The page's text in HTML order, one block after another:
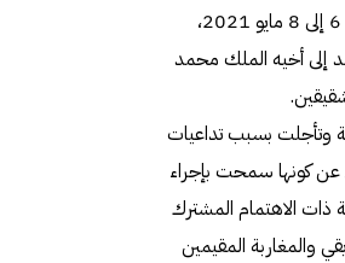
بالفعل أجرى الشيخ د. أحمد الناصر زيارة رسمية للمملكة المغربية في الفترة من 6 إلى 8 مايو 2021،
إلى أخيه الملك محمد
وتأجلت بسبب تداعيات
عن كونها سمحت بإجراء
ذات الاهتمام المشترك
والمغاربة المقيمين